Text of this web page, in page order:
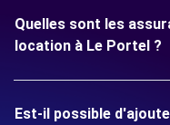
Quelles sont les
location à Le Portel ?
Est-il possible